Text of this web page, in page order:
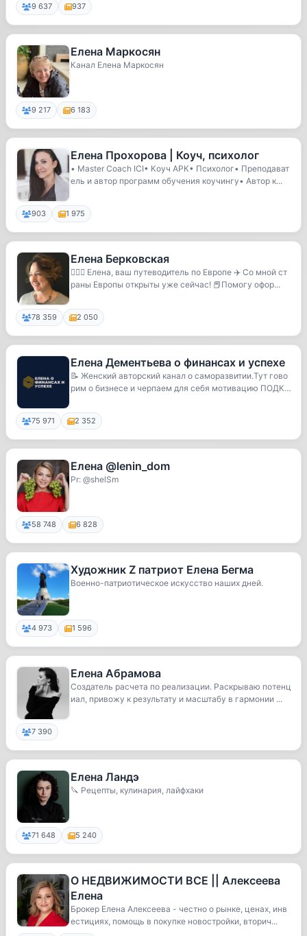
9 637 937
Елена Маркосян
Канал Елена Маркосян
9 217 6 183
Елена Прохорова | Коуч, психолог
• Master Coach ICI• Коуч АРК• Психолог• Преподават
ель и автор программ обучения коучингу• Автор к...
903 1 975
Елена Берковская
🙋🏻‍♀️ Елена, ваш путеводитель по Европе ✈️ Со мной ст
раны Европы открыты уже сейчас! 📕Помогу офор...
78 359 2 050
Елена Дементьева о финансах и успехе
📝 Женский авторский канал о саморазвитии.Тут гово
рим о бизнесе и черпаем для себя мотивацию ПОДК
75 971 2 352
Елена @lenin_dom
Pr: @shelSm
58 748 6 828
Художник Z патриот Елена Бегма
Военно-патриотическое искусство наших дней.
4 973 1 596
Елена Абрамова
Создатель расчета по реализации. Раскрываю потенц
иал, привожу к результату и масштабу в гармонии ...
7 390
Елена Ландэ
🔪 Рецепты, кулинария, лайфхаки
71 648 5 240
О НЕДВИЖИМОСТИ ВСЕ || Алексеева
Елена
Брокер Елена Алексеева - честно о рынке, ценах, инв
естициях, помощь в покупке новостройки, вторич...